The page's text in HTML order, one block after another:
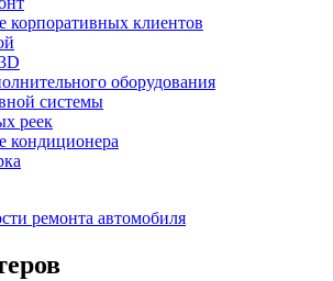
корпоративных клиентов
оборудования
системы
реек
кондиционера
ремонта автомобиля